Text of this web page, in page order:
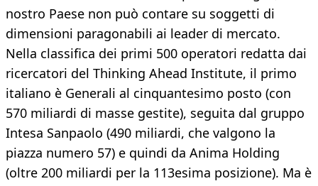
nostro Paese non può contare su soggetti di
dimensioni paragonabili ai leader di mercato.
Nella classifica dei primi 500 operatori redatta dai
ricercatori del Thinking Ahead Institute, il primo
italiano è Generali al cinquantesimo posto (con
570 miliardi di masse gestite), seguita dal gruppo
Intesa Sanpaolo (490 miliardi, che valgono la
piazza numero 57) e quindi da Anima Holding
(oltre 200 miliardi per la 113esima posizione). Ma è